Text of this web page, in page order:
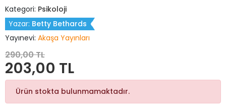
Kategori: Psikoloji
Yazar: Betty Bethards
Yayınevi: Akaşa Yayınları
290,00 TL
203,00 TL
Ürün stokta bulunmamaktadır.